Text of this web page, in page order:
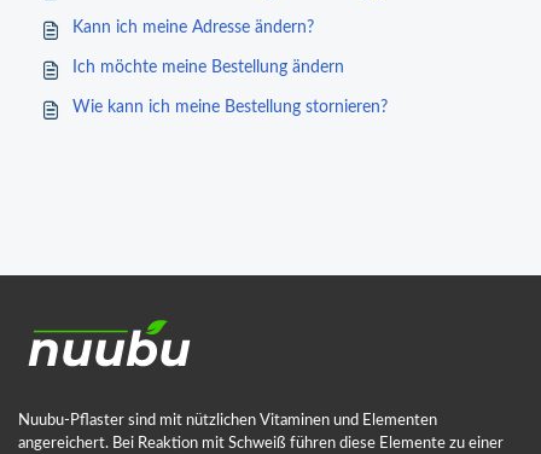
Kann ich meine Adresse ändern?
Ich möchte meine Bestellung ändern
Wie kann ich meine Bestellung stornieren?
Nuubu-Pflaster sind mit nützlichen Vitaminen und Elementen
angereichert. Bei Reaktion mit Schweiß führen diese Elemente zu einer